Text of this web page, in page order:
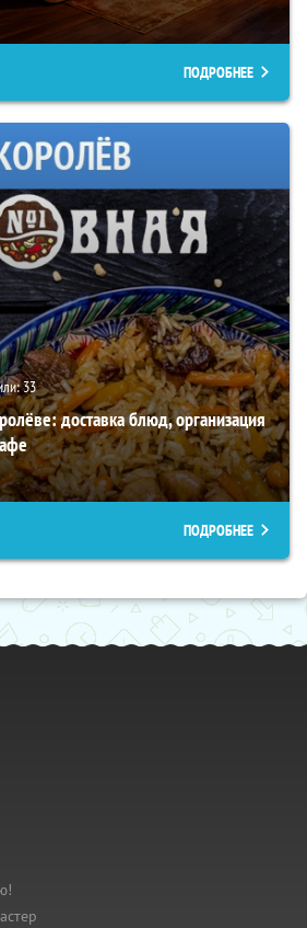
ПОДРОБНЕЕ
33
доставка блюд, организация
ПОДРОБНЕЕ